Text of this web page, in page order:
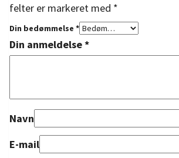
felter er markeret med *
Din bedømmelse *
Din anmeldelse*
Navn
E-mail